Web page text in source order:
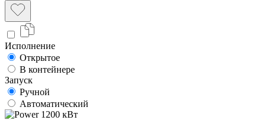
Исполнение
Открытое
В контейнере
Запуск
Ручной
Автоматический
1200 кВт